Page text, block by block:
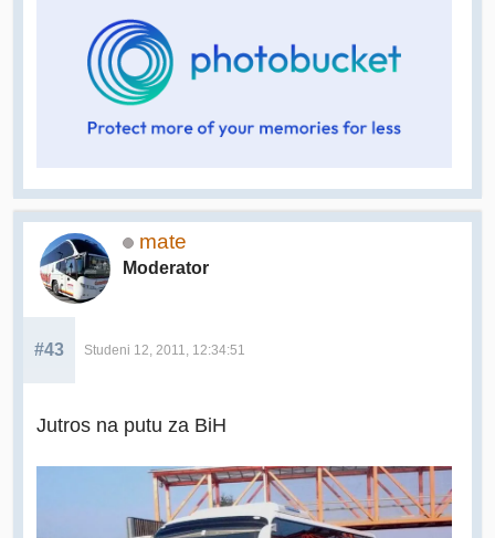
mate
Moderator
#43 Studeni 12, 2011, 12:34:51
Jutros na putu za BiH